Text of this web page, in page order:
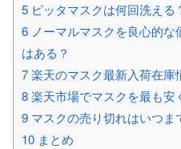
5 ピッタマスクは何回洗える
6 ノーマルマスクを良心的
はある？
7楽天のマスク最新入荷在庫
8楽天市場でマスクを最も安
9 マスクの売り切れはいつま
10 まとめ